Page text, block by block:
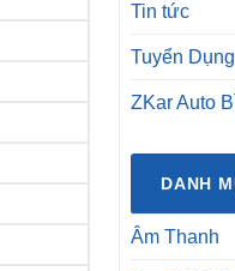
Tin tức
Tuyển Dụng
ZKar Auto
DANH
Âm Thanh